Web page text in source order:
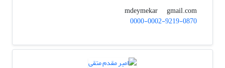
mdeymekar
gmail.com
0000-0002-9219-0870